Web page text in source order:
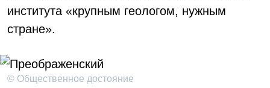
института «крупным геологом, нужным
стране».
© Общественное достояние